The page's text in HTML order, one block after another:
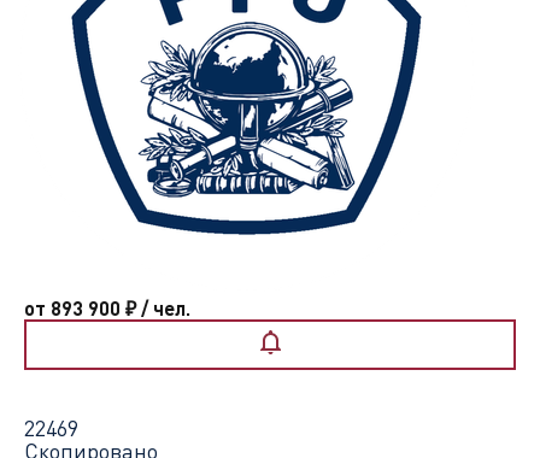
от 893 900 ₽/ чел.
22469
Скопировано